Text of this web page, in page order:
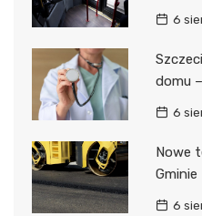
6
domu
6
Nowe
Gminie
6